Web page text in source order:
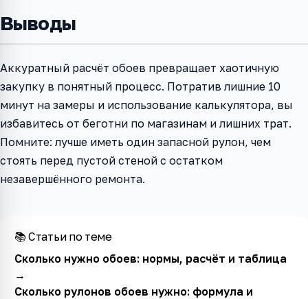
Выводы
Аккуратный расчёт обоев превращает хаотичную
закупку в понятный процесс. Потратив лишние 10
минут на замеры и использование калькулятора, вы
избавитесь от беготни по магазинам и лишних трат.
Помните: лучше иметь один запасной рулон, чем
стоять перед пустой стеной с остатком
незавершённого ремонта.
📚 Статьи по теме
Сколько нужно обоев: нормы, расчёт и таблица
→
Сколько рулонов обоев нужно: формула и